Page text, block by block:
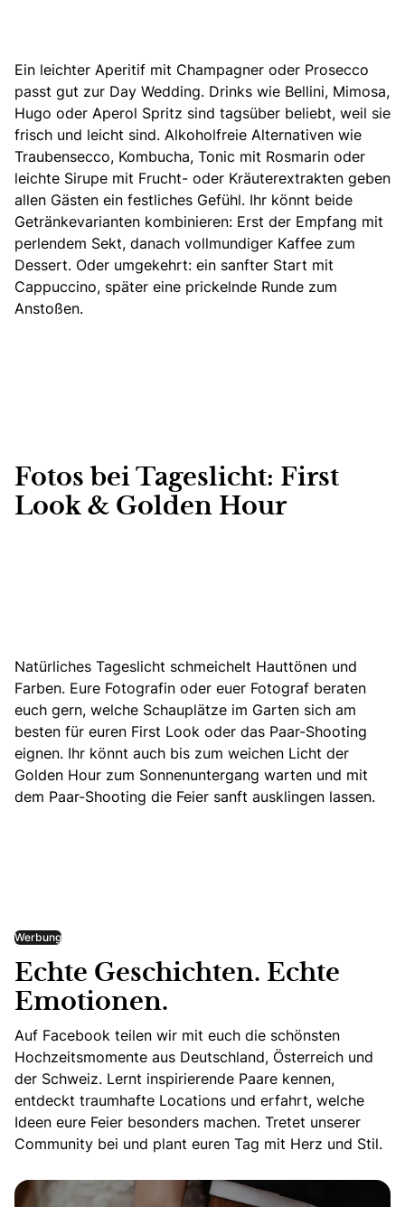
Ein leichter Aperitif mit Champagner oder Prosecco
passt gut zur Day Wedding. Drinks wie Bellini, Mimosa,
Hugo oder Aperol Spritz sind tagsüber beliebt, weil sie
frisch und leicht sind. Alkoholfreie Alternativen wie
Traubensecco, Kombucha, Tonic mit Rosmarin oder
leichte Sirupe mit Frucht- oder Kräuterextrakten geben
allen Gästen ein festliches Gefühl. Ihr könnt beide
Getränkevarianten kombinieren: Erst der Empfang mit
perlendem Sekt, danach vollmundiger Kaffee zum
Dessert. Oder umgekehrt: ein sanfter Start mit
Cappuccino, später eine prickelnde Runde zum
Anstoßen.
Fotos bei Tageslicht: First
Look & Golden Hour
Natürliches Tageslicht schmeichelt Hauttönen und
Farben. Eure Fotografin oder euer Fotograf beraten
euch gern, welche Schauplätze im Garten sich am
besten für euren First Look oder das Paar-Shooting
eignen. Ihr könnt auch bis zum weichen Licht der
Golden Hour zum Sonnenuntergang warten und mit
dem Paar-Shooting die Feier sanft ausklingen lassen.
Werbung
Echte Geschichten. Echte
Emotionen.
Auf Facebook teilen wir mit euch die schönsten
Hochzeitsmomente aus Deutschland, Österreich und
der Schweiz. Lernt inspirierende Paare kennen,
entdeckt traumhafte Locations und erfahrt, welche
Ideen eure Feier besonders machen. Tretet unserer
Community bei und plant euren Tag mit Herz und Stil.
Echte Geschichten. Echte Emotionen.